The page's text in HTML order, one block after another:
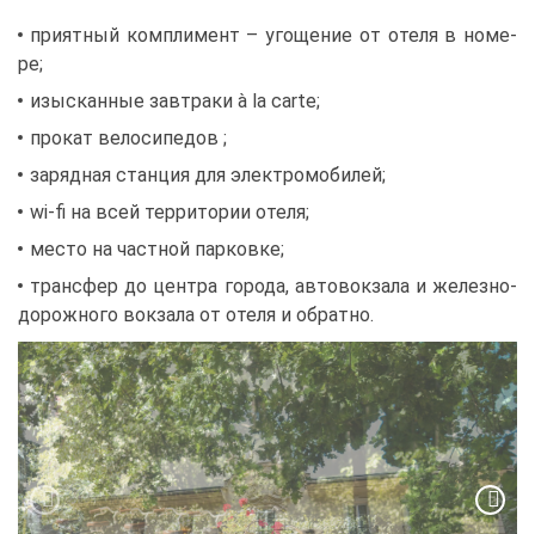
при­ят­ный ком­пли­мент – уго­ще­ние от оте­ля в но­ме­
ре;
изыс­кан­ные зав­тра­ки à la carte;
про­кат ве­ло­си­пе­дов ;
за­ряд­ная стан­ция для элек­тро­мо­би­лей;
wi-fi на всей тер­ри­то­рии оте­ля;
ме­сто на част­ной пар­ков­ке;
транс­фер до цен­тра го­ро­да, ав­то­вок­за­ла и же­лез­но­
до­рож­но­го вок­за­ла от оте­ля и об­рат­но.